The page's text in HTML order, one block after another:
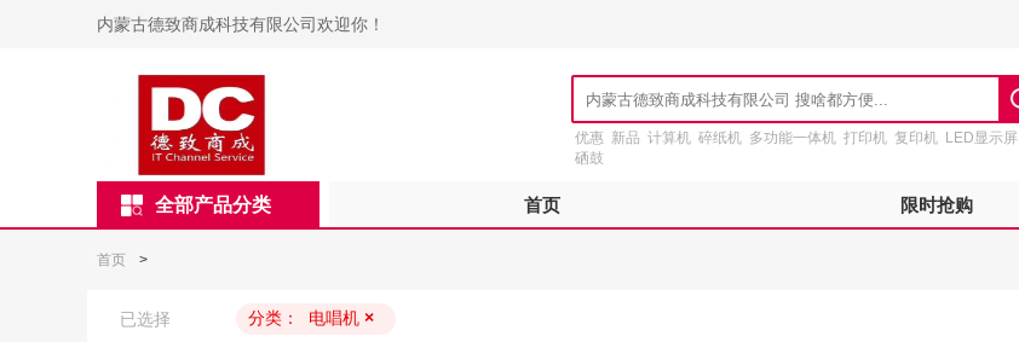
内蒙古德致商成科技有限公司欢迎你！
优惠 新品 计算机 碎纸机 多功能一体机 打印机 复印机 LED显示屏
硒鼓
全部产品分类 首页 限时抢购
首页 >
已选择 分类： 电唱机 ×